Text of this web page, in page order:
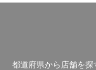
都道府県から店舗を探